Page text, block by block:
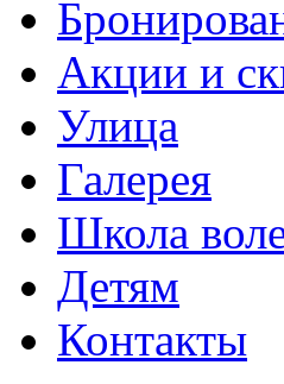
Акции и
Улица
Галерея
Школа
Детям
Контакты